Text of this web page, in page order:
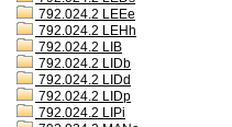
792.024.2 LEEe
792.024.2 LEHh
792.024.2 LIB
792.024.2 LIDb
792.024.2 LIDd
792.024.2 LIDp
792.024.2 LIPi